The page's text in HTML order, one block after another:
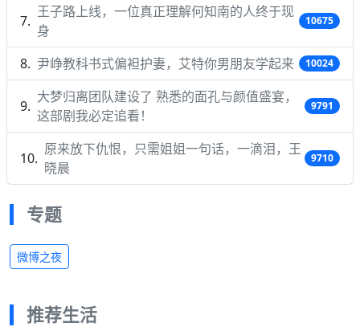
王子路上线，一位真正理解何知南的人终于现
身
10675
尹峥教科书式偏袒护妻，艾特你男朋友学起来 10024
大梦归离团队建设了 熟悉的面孔与颜值盛宴，
这部剧我必定追看！
9791
原来放下仇恨，只需姐姐一句话，一滴泪，王
晓晨
9710
专题
微博之夜
推荐生活